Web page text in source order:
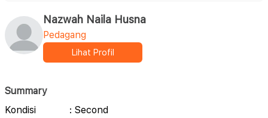
Nazwah Naila Husna
Pedagang
Lihat Profil
Summary
Kondisi
: Second